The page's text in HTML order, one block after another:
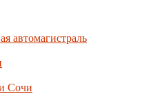
автомагистраль
Сочи